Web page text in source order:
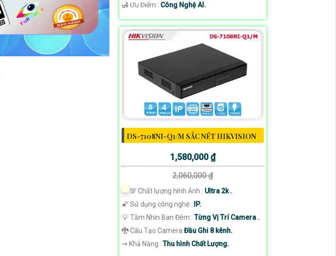
️🛃 Ưu Điểm : Công Nghệ AI.
DS-7108NI-Q1/M SẮC NÉT HIKVISION
1,580,000 ₫
2,060,000 ₫
💯 Chất lượng hình Ảnh : Ultra 2k .
🌠 Sử dụng công nghệ :
IP.
💡 Tầm Nhìn Ban Đêm :Từng Vị Trí Camera .
🐉️ Cấu Tạo Camera Đầu Ghi 8 kênh.
️⇝ Khả Năng :Thu hình Chất Lượng.